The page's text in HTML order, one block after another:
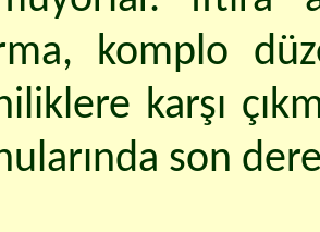
komplo
karşı
son